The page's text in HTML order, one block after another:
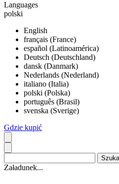
Languages
polski
English
français (France)
español (Latinoamérica)
Deutsch (Deutschland)
dansk (Danmark)
Nederlands (Nederland)
italiano (Italia)
polski (Polska)
português (Brasil)
svenska (Sverige)
Gdzie kupić
Załadunek...